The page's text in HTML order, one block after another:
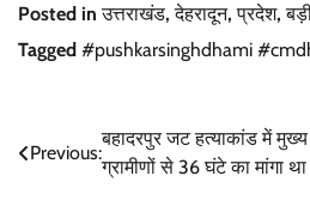
Posted inउत्तराखंड,देहरादून,प्रदेश,
Tagged #pushkarsinghdhami
Post
navigation
Previous:
बहादरपुर जट हत्याकांड में
ग्रामीणों से 36 घंटे का मांगा